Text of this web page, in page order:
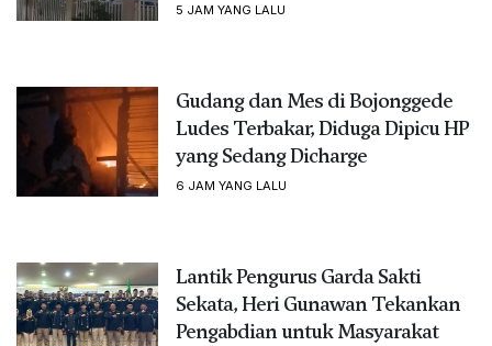
5 JAM YANG LALU
Gudang dan Mes di Bojonggede
Ludes Terbakar, Diduga Dipicu HP
yang Sedang Dicharge
6 JAM YANG LALU
Lantik Pengurus Garda Sakti
Sekata, Heri Gunawan Tekankan
Pengabdian untuk Masyarakat